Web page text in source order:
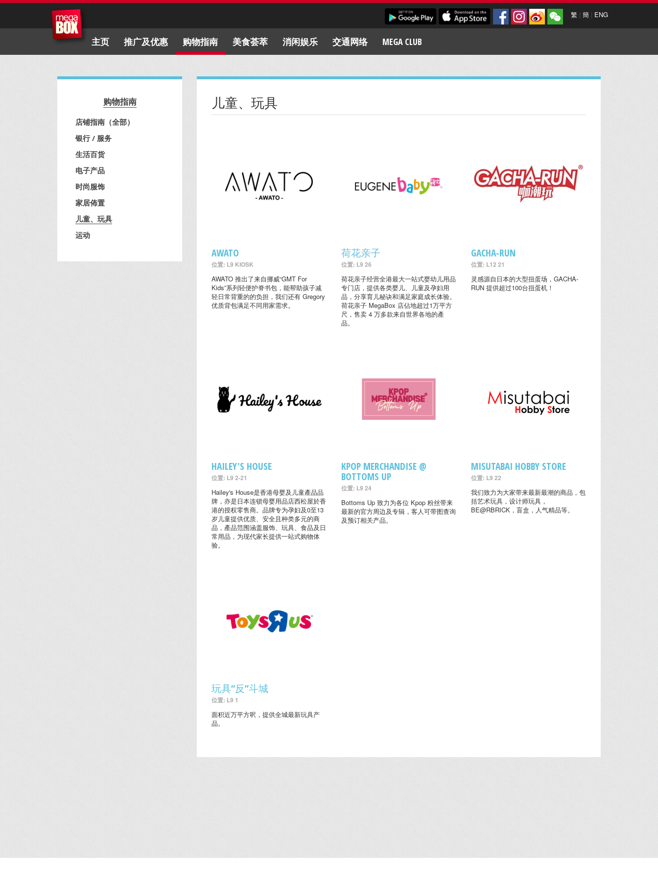
繁 | 簡 | ENG
主页 推广及优惠 购物指南 美食荟萃 消闲娱乐 交通网络 MEGA CLUB
购物指南
店铺指南（全部）
银行 / 服务
生活百货
电子产品
时尚服饰
家居佈置
儿童、玩具
运动
儿童、玩具
AWATO
位置: L9 KIOSK
AWATO 推出了来自挪威“GMT For
Kids”系列轻便护脊书包，能帮助孩子减
轻日常背重的的负担，我们还有 Gregory
优质背包满足不同用家需求。
荷花亲子
位置: L9 26
荷花亲子经营全港最大一站式婴幼儿用品
专门店，提供各类婴儿、儿童及孕妇用
品，分享育儿秘诀和满足家庭成长体验。
荷花亲子 MegaBox 店佔地超过1万平方
尺，售卖 4 万多款来自世界各地的產
品。
GACHA-RUN
位置: L12 21
灵感源自日本的大型扭蛋场，GACHA-
RUN 提供超过100台扭蛋机！
HAILEY'S HOUSE
位置: L9 2-21
Hailey's House是香港母婴及儿童產品品
牌，亦是日本连锁母婴用品店西松屋於香
港的授权零售商。品牌专为孕妇及0至13
岁儿童提供优质、安全且种类多元的商
品，產品范围涵盖服饰、玩具、食品及日
常用品，为现代家长提供一站式购物体
验。
KPOP MERCHANDISE @
BOTTOMS UP
位置: L9 24
Bottoms Up 致力为各位 Kpop 粉丝带来
最新的官方周边及专辑，客人可带图查询
及预订相关产品。
MISUTABAI HOBBY STORE
位置: L9 22
我们致力为大家带来最新最潮的商品，包
括艺术玩具，设计师玩具，
BE@RBRICK，盲盒，人气精品等。
玩具“反”斗城
位置: L9 1
面积近万平方呎，提供全城最新玩具产
品。